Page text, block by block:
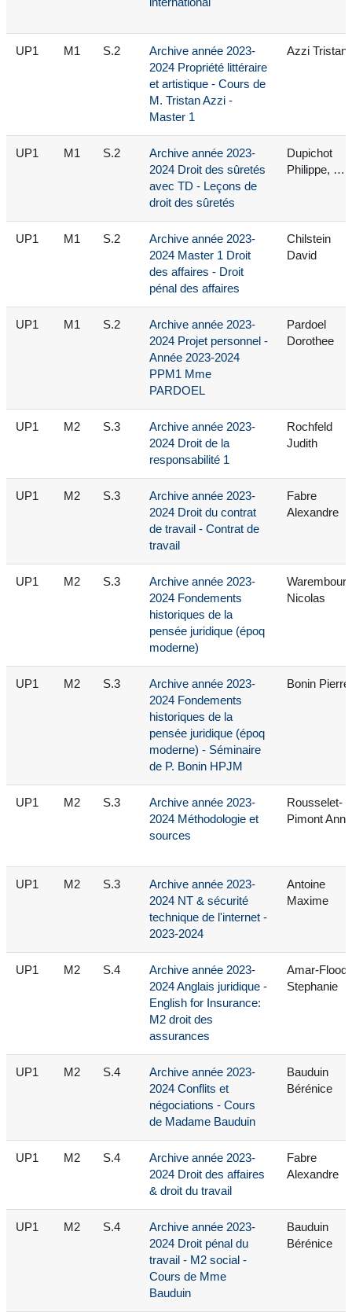
UP1 M1 S.2
Archive année 2023-
2024 Propriété littéraire
et artistique - Cours de
M. Tristan Azzi -
Master 1
Azzi Tristan
UP1 M1 S.2
Archive année 2023-
2024 Droit des sûretés
avec TD - Leçons de
droit des sûretés
Dupichot
Philippe, …
UP1 M1 S.2
Archive année 2023-
2024 Master 1 Droit
des affaires - Droit
pénal des affaires
Chilstein
David
UP1 M1 S.2
Archive année 2023-
2024 Projet personnel -
Année 2023-2024
PPM1 Mme
PARDOEL
Pardoel
Dorothee
UP1 M2 S.3
Archive année 2023-
2024 Droit de la
responsabilité 1
Rochfeld
Judith
UP1 M2 S.3
Archive année 2023-
2024 Droit du contrat
de travail - Contrat de
travail
Fabre
Alexandre
UP1 M2 S.3
Archive année 2023-
2024 Fondements
historiques de la
pensée juridique (époq
moderne)
Warembourg
Nicolas
UP1 M2 S.3
Archive année 2023-
2024 Fondements
historiques de la
pensée juridique (époq
moderne) - Séminaire
de P. Bonin HPJM
Bonin Pierre
UP1 M2 S.3
Archive année 2023-
2024 Méthodologie et
sources
Rousselet-
Pimont Anne
UP1 M2 S.3
Archive année 2023-
2024 NT & sécurité
technique de l'internet -
2023-2024
Antoine
Maxime
UP1 M2 S.4
Archive année 2023-
2024 Anglais juridique -
English for Insurance:
M2 droit des
assurances
Amar-Flood
Stephanie
UP1 M2 S.4
Archive année 2023-
2024 Conflits et
négociations - Cours
de Madame Bauduin
Bauduin
Bérénice
UP1 M2 S.4
Archive année 2023-
2024 Droit des affaires
& droit du travail
Fabre
Alexandre
UP1 M2 S.4
Archive année 2023-
2024 Droit pénal du
travail - M2 social -
Cours de Mme
Bauduin
Bauduin
Bérénice